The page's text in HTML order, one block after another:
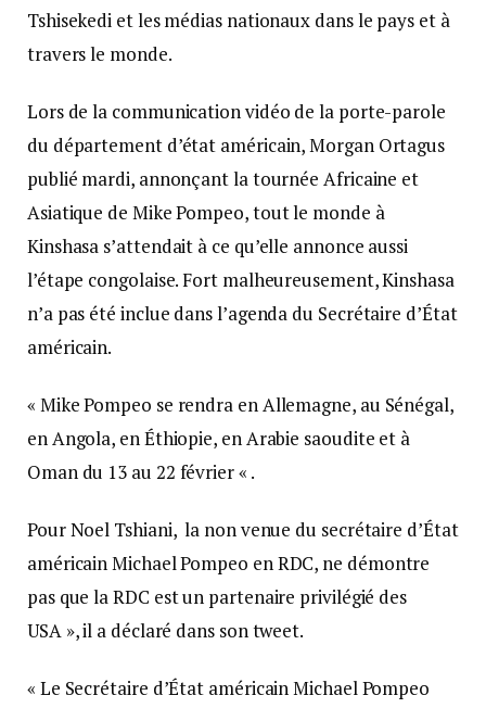
Tshisekedi et les médias nationaux dans le pays et à
travers le monde.
Lors de la communication vidéo de la porte-parole
du département d’état américain, Morgan Ortagus
publié mardi, annonçant la tournée Africaine et
Asiatique de Mike Pompeo, tout le monde à
Kinshasa s’attendait à ce qu’elle annonce aussi
l’étape congolaise. Fort malheureusement, Kinshasa
n’a pas été inclue dans l’agenda du Secrétaire d’État
américain.
« Mike Pompeo se rendra en Allemagne, au Sénégal,
en Angola, en Éthiopie, en Arabie saoudite et à
Oman du 13 au 22 février « .
Pour Noel Tshiani, la non venue du secrétaire d’État
américain Michael Pompeo en RDC, ne démontre
pas que la RDC est un partenaire privilégié des
USA », il a déclaré dans son tweet.
« Le Secrétaire d’État américain Michael Pompeo